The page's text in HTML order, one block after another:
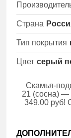
Страна
Тип покрытия
Цвет серый
Скамья-
21 (сосна) —
349.00 руб!